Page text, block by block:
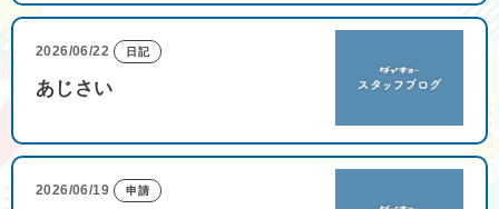
2026/06/22 日記
あじさい
2026/06/19 申請